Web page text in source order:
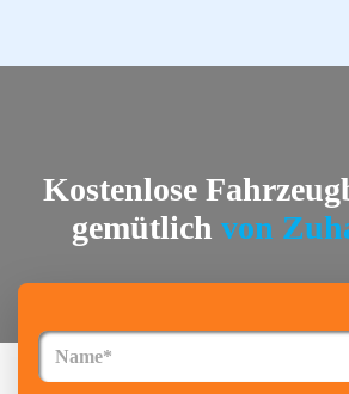
Kostenlose
gemütlich von
Startseite
Städte
FAQ